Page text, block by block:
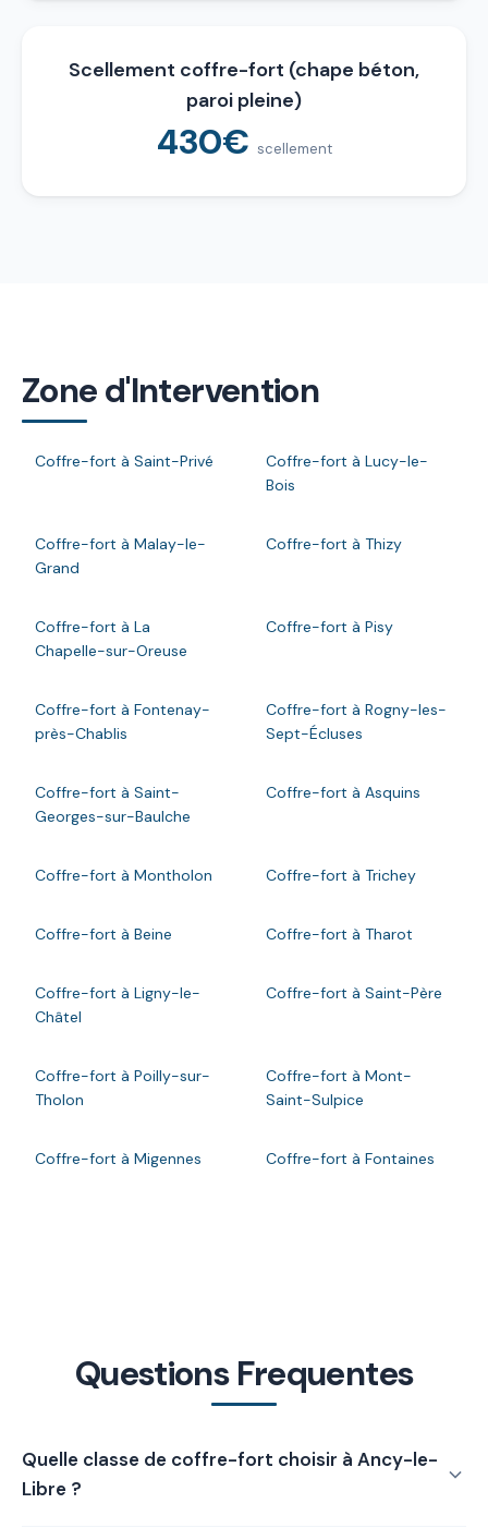
Scellement coffre-fort (chape béton,
paroi pleine)
430€ scellement
Zone d'Intervention
Coffre-fort à Saint-Privé
Coffre-fort à Lucy-le-
Bois
Coffre-fort à Malay-le-
Grand
Coffre-fort à Thizy
Coffre-fort à La
Chapelle-sur-Oreuse
Coffre-fort à Pisy
Coffre-fort à Fontenay-
près-Chablis
Coffre-fort à Rogny-les-
Sept-Écluses
Coffre-fort à Saint-
Georges-sur-Baulche
Coffre-fort à Asquins
Coffre-fort à Montholon Coffre-fort à Trichey
Coffre-fort à Beine Coffre-fort à Tharot
Coffre-fort à Ligny-le-
Châtel
Coffre-fort à Saint-Père
Coffre-fort à Poilly-sur-
Tholon
Coffre-fort à Mont-
Saint-Sulpice
Coffre-fort à Migennes Coffre-fort à Fontaines
Questions Frequentes
Quelle classe de coffre-fort choisir à Ancy-le-
Libre ?